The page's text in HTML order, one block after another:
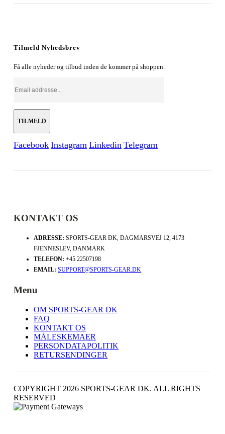
Tilmeld Nyhedsbrev
Få alle nyheder og tilbud inden de kommer på shoppen.
Facebook Instagram Linkedin Telegram
KONTAKT OS
ADRESSE: SPORTS-GEAR DK, DAGMARSVEJ 12, 4173
FJENNESLEV, DANMARK
TELEFON: +45 22507198
EMAIL: SUPPORT@SPORTS-GEAR.DK
Menu
OM SPORTS-GEAR DK
FAQ
KONTAKT OS
MÅLESKEMAER
PERSONDATAPOLITIK
RETURSENDINGER
COPYRIGHT 2026 SPORTS-GEAR DK. ALL RIGHTS
RESERVED